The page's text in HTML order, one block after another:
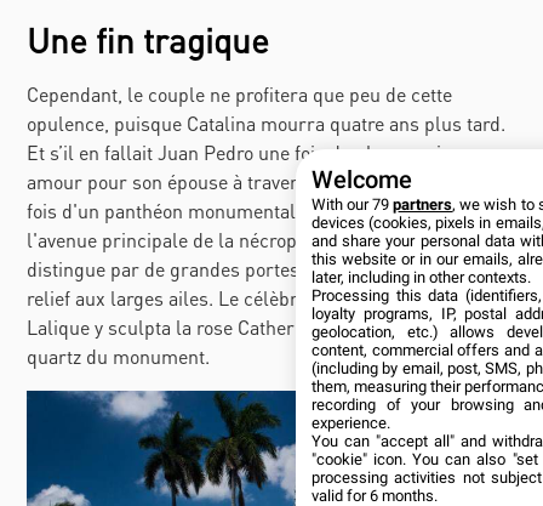
Une fin tragique
Cependant, le couple ne profitera que peu de cette
opulence, puisque Catalina mourra quatre ans plus tard.
Et s’il en fallait Juan Pedro une fois de plus exprima son
amour pour son épouse à travers la construction cette
fois d'un panthéon monumental de style Art déco sur
l'avenue principale de la nécropole de Colón. L'œuvre se
distingue par de grandes portes ornées d'anges en bas-
relief aux larges ailes. Le célèbre verrier français René
Lalique y sculpta la rose Catherine dans le dôme de
quartz du monument.
Welcome
With our 79partners, we wish to
devices (cookies, pixels in
and share your personal data
this website or in our emails,
later, including in other contexts.
Processing this data
loyalty programs, IP, postal
geolocation, etc.) allows
content, commercial offers and
(including by email, post, SMS,
them, measuring their
recording of your browsing
experience.
You can "accept all" and
"cookie" icon. You can also
processing activities not
valid for 6 months.